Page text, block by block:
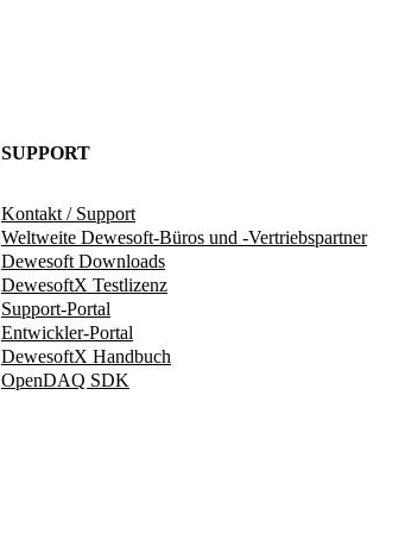
SUPPORT
Kontakt / Support
Weltweite Dewesoft-Büros und -Vertriebspartner
Dewesoft Downloads
DewesoftX Testlizenz
Support-Portal
Entwickler-Portal
DewesoftX Handbuch
OpenDAQ SDK